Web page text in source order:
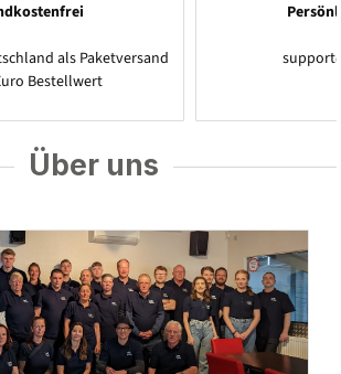
als Paketversand
Bestellwert
Über uns